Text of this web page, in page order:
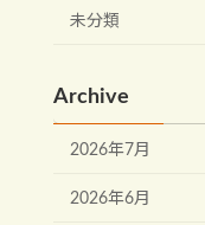
未分類
Archive
2026年7月
2026年6月